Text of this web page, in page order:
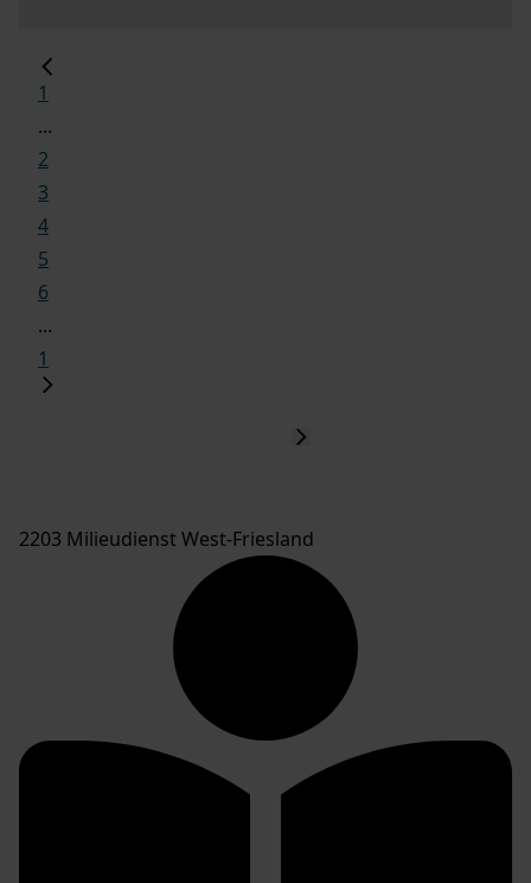
1
...
2
3
4
5
6
...
1
2203 Milieudienst West-Friesland